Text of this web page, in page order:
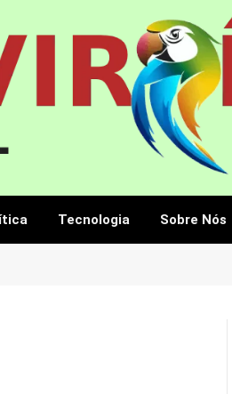
Tecnologia Sobre Nós